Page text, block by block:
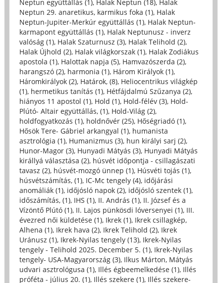
Neptun együttállás (1), Halak Neptun (18), Halak
Neptun 29. anaretikus, karmikus foka (1), Halak
Neptun-Jupiter-Merkúr együttállás (1), Halak Neptun-
karmapont együttállás (1), Halak Neptunusz - inverz
valóság (1), Halak Szaturnusz (3), Halak Telihold (2),
Halak Újhold (2), Halak világkorszak (1), Halak Zodiákus
apostola (1), Halottak napja (5), Hamvazószerda (2),
harangszó (2), harmonia (1), Három Királyok (1),
Háromkirályok (2), Határok, (8), Heliocentrikus világkép
(1), hermetikus tanítás (1), Hétfájdalmú Szűzanya (2),
hiányos 11 apostol (1), Hold (1), Hold-félév (3), Hold-
Plútó- Altair együttállás, (1), Hold-Világ (2),
holdfogyatkozás (1), holdnővér (25), Hőségriadó (1),
Hősök Tere- Gábriel arkangyal (1), humanista
asztrológia (1), Humanizmus (3), hun királyi sarj (2),
Hunor-Magor (3), Hunyadi Mátyás (3), Hunyadi Mátyás
királlyá választása (2), húsvét időpontja - csillagászati
tavasz (2), húsvét-mozgó ünnep (1), Húsvéti tojás (1),
húsvétszámítás, (1), IC-Mc tengely (4), időjárási
anomáliák (1), időjósló napok (2), időjósló szentek (1),
időszámítás, (1), IHS (1), II. András (1), II. József és a
Vízöntő Plútó (1), II. Lajos pünkösdi lóversenyei (1), III.
évezred női küldetése (1), Ikrek (1), Ikrek csillagkép,
Alhena (1), Ikrek hava (2), Ikrek Telihold (2), Ikrek
Uránusz (1), Ikrek-Nyilas tengely (13), Ikrek-Nyilas
tengely - Telihold 2025. December 5. (1), Ikrek-Nyilas
tengely- USA-Magyarország (3), Ilkus Márton, Mátyás
udvari asztrológusa (1), Illés égbeemelkedése (1), Illés
próféta - július 20. (1), Illés szekere (1), Illés szekere-